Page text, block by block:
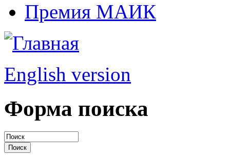
Премия МАИК
English version
Форма поиска